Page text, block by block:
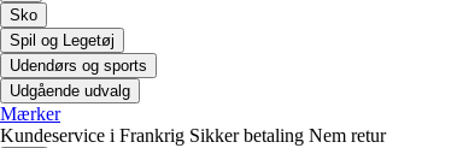
Sko
Spil og Legetøj
Udendørs og sports
Udgående udvalg
Mærker
Kundeservice i Frankrig Sikker betaling Nem retur